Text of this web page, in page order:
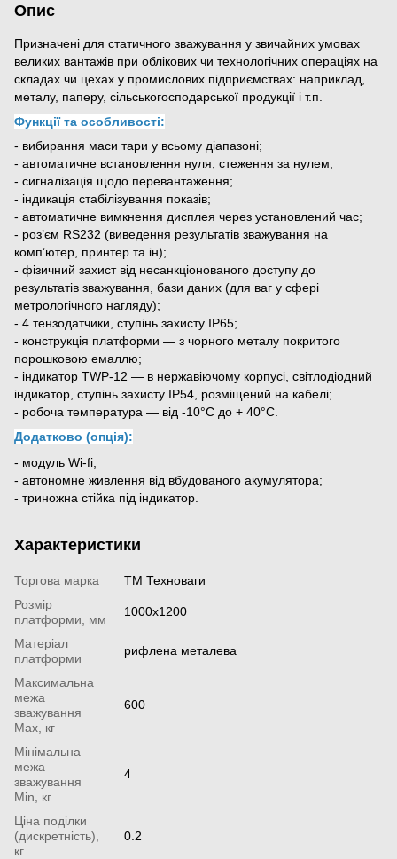
Опис
Призначені для статичного зважування у звичайних умовах
великих вантажів при облікових чи технологічних операціях на
складах чи цехах у промислових підприємствах: наприклад,
металу, паперу, сільськогосподарської продукції і т.п.
Функції та особливості:
- вибирання маси тари у всьому діапазоні;
- автоматичне встановлення нуля, стеження за нулем;
- сигналізація щодо перевантаження;
- індикація стабілізування показів;
- автоматичне вимкнення дисплея через установлений час;
- роз’єм RS232 (виведення результатів зважування на
комп’ютер, принтер та ін);
- фізичний захист від несанкціонованого доступу до
результатів зважування, бази даних (для ваг у сфері
метрологічного нагляду);
- 4 тензодатчики, ступінь захисту ІР65;
- конструкція платформи — з чорного металу покритого
порошковою емаллю;
- індикатор ТWP-12 — в нержавіючому корпусі, світлодіодний
індикатор, ступінь захисту ІР54, розміщений на кабелі;
- робоча температура — від -10°С до + 40°С.
Додатково (опція):
- модуль Wi-fi;
- автономне живлення від вбудованого акумулятора;
- триножна стійка під індикатор.
Характеристики
Торгова марка
ТМ Техноваги
Розмір
платформи, мм
1000x1200
Матеріал
платформи
рифлена металева
Максимальна
межа
зважування
Мах, кг
600
Мінімальна
межа
зважування
Min, кг
4
Ціна поділки
(дискретність),
кг
0.2